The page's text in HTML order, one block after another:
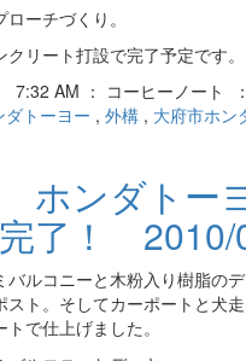
ーチづくり。
リート打設で完了予定です。
AM ： コーヒーノート ：
ダトーヨー , 外構 , 大府市ホン
ホンダトー
了！ 2010/
バルコニーと木粉入り樹脂の
スト。そしてカーポートと犬
で仕上げました。